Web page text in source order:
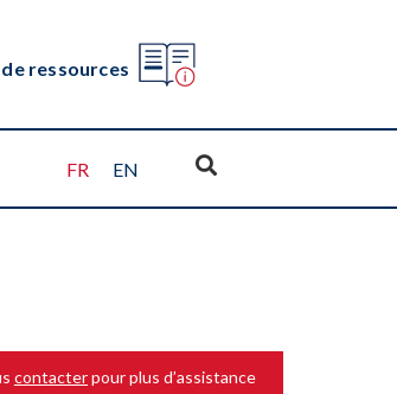
ressources
FR EN
contacterpour plus d’assistance